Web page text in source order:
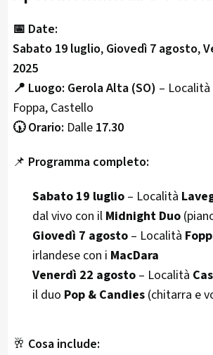
📅 Date:
Sabato 19 luglio, Giovedì 7 agosto,
2025
📍 Luogo: Gerola Alta (SO) –
Foppa, Castello
🕠 Orario: Dalle 17.30
📌 Programma completo:
Sabato 19 luglio– Località
dal vivo con il Midnight Duo
Giovedì 7 agosto– Località
irlandese con i MacDara
Venerdì 22 agosto– Località
il duo Pop & Candies(chitarra e
🥂 Cosa include: